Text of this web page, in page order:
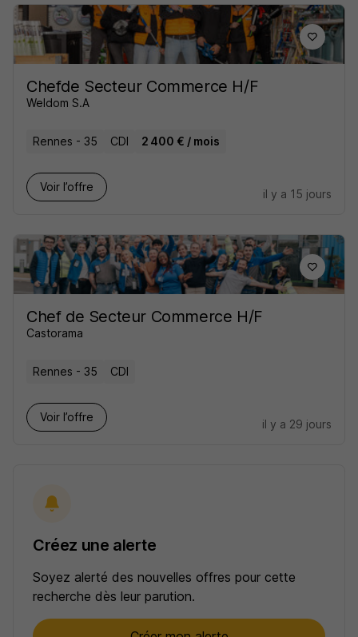
Chefde Secteur Commerce H/F
Weldom S.A
Rennes - 35 CDI 2 400 € / mois
Voir l’offre
il y a 15 jours
Chef de Secteur Commerce H/F
Castorama
Rennes - 35 CDI
Voir l’offre
il y a 29 jours
Créez une alerte
Soyez alerté des nouvelles offres pour cette
recherche dès leur parution.